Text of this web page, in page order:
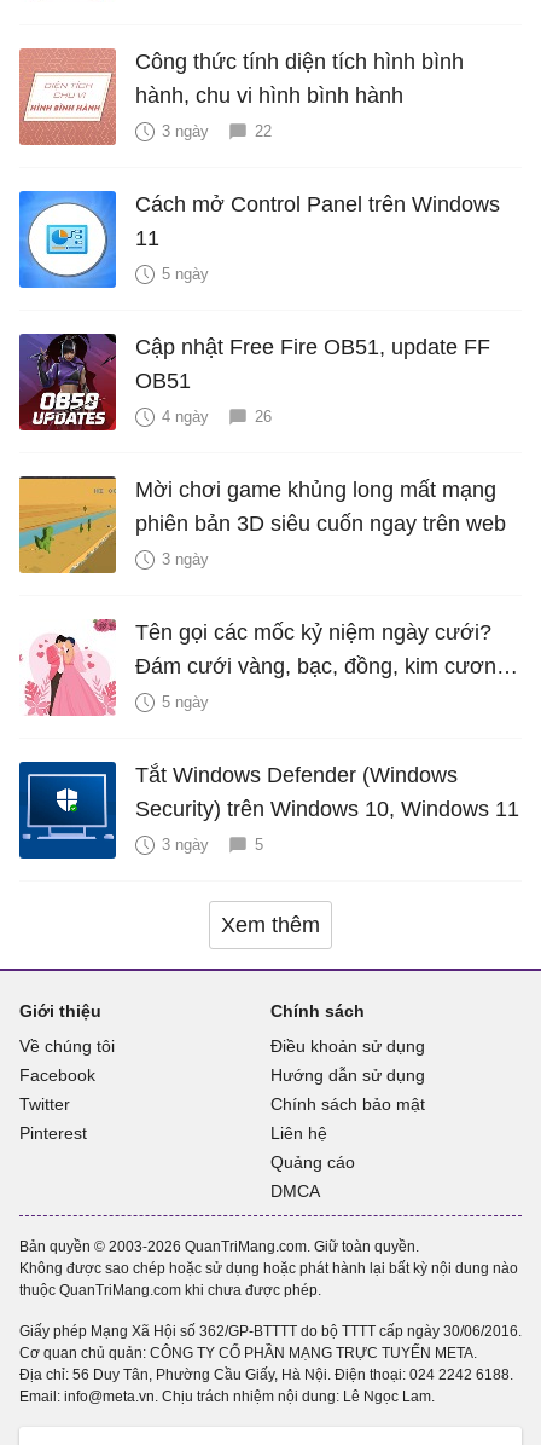
Công thức tính diện tích hình bình
hành, chu vi hình bình hành
3 ngày 22
Cách mở Control Panel trên Windows
11
5 ngày
Cập nhật Free Fire OB51, update FF
OB51
4 ngày 26
Mời chơi game khủng long mất mạng
phiên bản 3D siêu cuốn ngay trên web
3 ngày
Tên gọi các mốc kỷ niệm ngày cưới?
Đám cưới vàng, bạc, đồng, kim cương
là bao nhiêu năm?
5 ngày
Tắt Windows Defender (Windows
Security) trên Windows 10, Windows 11
3 ngày 5
Xem thêm
Giới thiệu
Về chúng tôi
Facebook
Twitter
Pinterest
Chính sách
Điều khoản sử dụng
Hướng dẫn sử dụng
Chính sách bảo mật
Liên hệ
Quảng cáo
DMCA
Bản quyền © 2003-2026 QuanTriMang.com. Giữ toàn quyền.
Không được sao chép hoặc sử dụng hoặc phát hành lại bất kỳ nội dung nào
thuộc QuanTriMang.com khi chưa được phép.
Giấy phép Mạng Xã Hội số 362/GP-BTTTT do bộ TTTT cấp ngày 30/06/2016.
Cơ quan chủ quản: CÔNG TY CỔ PHẦN MẠNG TRỰC TUYẾN META.
Địa chỉ: 56 Duy Tân, Phường Cầu Giấy, Hà Nội. Điện thoại: 024 2242 6188.
Email: info@meta.vn. Chịu trách nhiệm nội dung: Lê Ngọc Lam.